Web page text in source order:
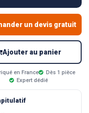
un devis gratuit
Ajouter au panier
en France
Dès 1 pièce
Expert dédié